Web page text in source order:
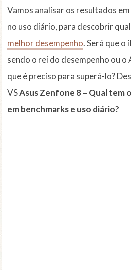
Vamos analisar os resultados
no uso diário, para descobrir
melhor desempenho. Será que o
sendo o rei do desempenho ou o
que é preciso para superá-lo?
VSAsus Zenfone 8 – Qual tem
em benchmarks e uso diário?